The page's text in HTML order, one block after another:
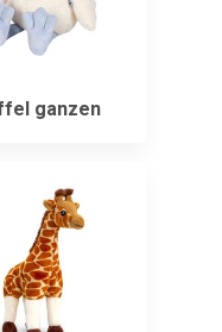
ganzen